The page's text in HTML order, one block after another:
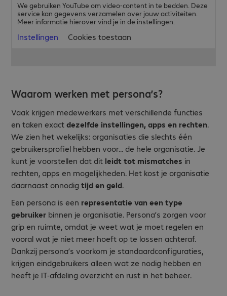
We gebruiken YouTube om video-content in te bedden. Deze
service kan gegevens verzamelen over jouw activiteiten.
Meer informatie hierover vind je in de instellingen.
Instellingen Cookies toestaan
Waarom werken met persona’s?
Vaak krijgen medewerkers met verschillende functies
en taken exactdezelfde instellingen, apps en rechten.
We zien het wekelijks: organisaties die slechts één
gebruikersprofiel hebben voor... de hele organisatie. Je
kunt je voorstellen dat dit leidt tot mismatches in
rechten, apps en mogelijkheden. Het kost je organisatie
daarnaast onnodig tijd en geld.
Een persona is een representatie van een type
gebruiker binnen je organisatie. Persona’s zorgen voor
grip en ruimte, omdat je weet wat je moet regelen en
vooral wat je niet meer hoeft op te lossen achteraf.
Dankzij persona’s voorkom je standaardconfiguraties,
krijgen eindgebruikers alleen wat ze nodig hebben en
heeft je IT-afdeling overzicht en rust in het beheer.